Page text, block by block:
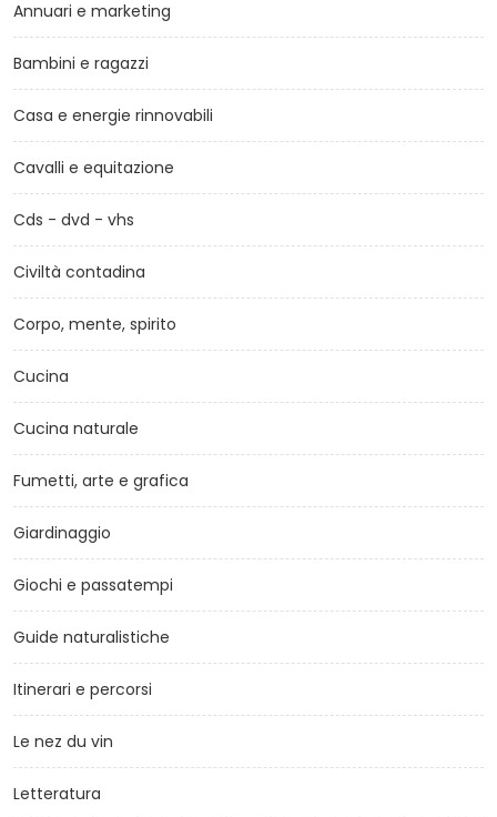
Annuari e marketing
Bambini e ragazzi
Casa e energie rinnovabili
Cavalli e equitazione
Cds - dvd - vhs
Civiltà contadina
Corpo, mente, spirito
Cucina
Cucina naturale
Fumetti, arte e grafica
Giardinaggio
Giochi e passatempi
Guide naturalistiche
Itinerari e percorsi
Le nez du vin
Letteratura